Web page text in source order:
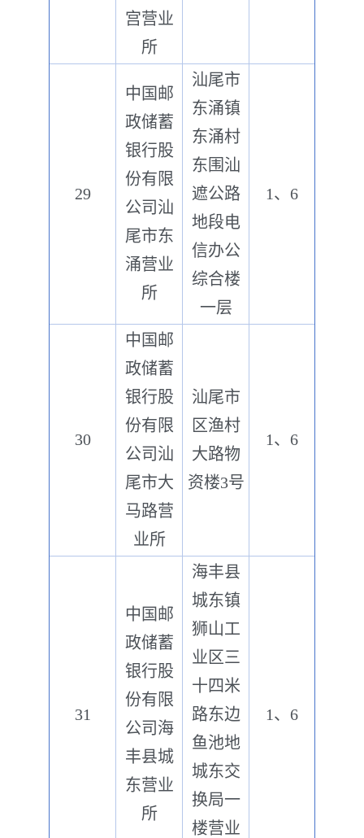
宫营业
所
29
中国邮
政储蓄
银行股
份有限
公司汕
尾市东
涌营业
所
汕尾市
东涌镇
东涌村
东围汕
遮公路
地段电
信办公
综合楼
一层
1、6
30
中国邮
政储蓄
银行股
份有限
公司汕
尾市大
马路营
业所
汕尾市
区渔村
大路物
资楼3号
1、6
31
中国邮
政储蓄
银行股
份有限
公司海
丰县城
东营业
所
海丰县
城东镇
狮山工
业区三
十四米
路东边
鱼池地
城东交
换局一
楼营业
1、6